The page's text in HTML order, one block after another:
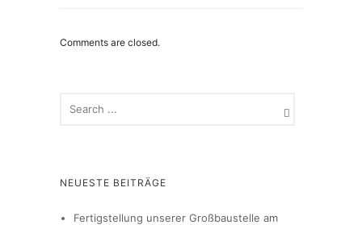
Comments are closed.
NEUESTE BEITRÄGE
Fertigstellung unserer Großbaustelle am